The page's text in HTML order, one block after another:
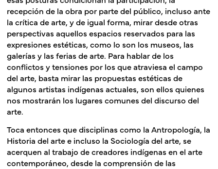
recepción de la obra por parte del público, incluso ante
la crítica de arte, y de igual forma, mirar desde otras
perspectivas aquellos espacios reservados para las
expresiones estéticas, como lo son los museos, las
galerías y las ferias de arte. Para hablar de los
conflictos y tensiones por los que atraviesa el campo
del arte, basta mirar las propuestas estéticas de
algunos artistas indígenas actuales, son ellos quienes
nos mostrarán los lugares comunes del discurso del
arte.
Toca entonces que disciplinas como la Antropología, la
Historia del arte e incluso la Sociología del arte, se
acerquen al trabajo de creadores indígenas en el arte
contemporáneo, desde la comprensión de las